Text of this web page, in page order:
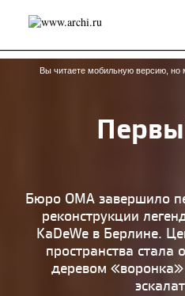
Россия Мир Технологии
Проекты
Конкурсы События
Анонсы
Интервью
Дизайн
Иностранцы в
Книги
Наследие
Вы читаете мобильную версию, но
Бюро OMA завершило
реконструкции
KaDeWe в Берлине.
пространства
деревом